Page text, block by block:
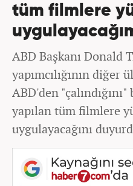
tüm filmlere
ABD Başkanı Donald
yapımcılığının diğer
ABD'den
yapılan tüm filmlere
uygulayacağını